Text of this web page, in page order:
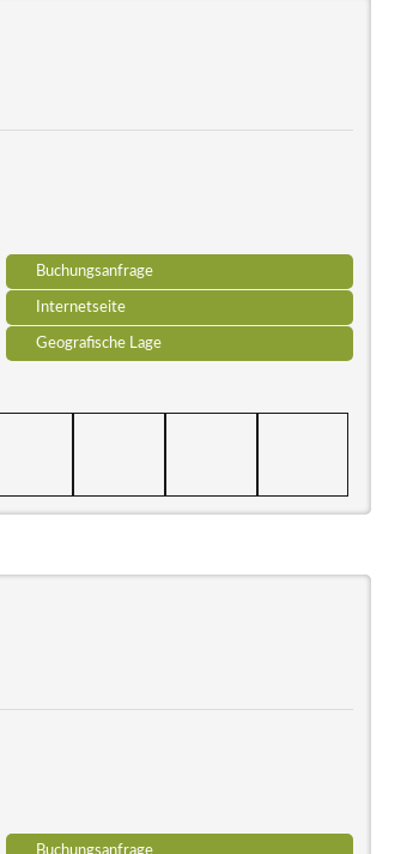
Buchungsanfrage
Internetseite
Geografische Lage
Buchungsanfrage